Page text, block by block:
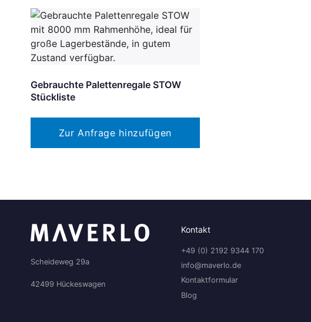
Gebrauchte Palettenregale STOW
Stückliste
Zur Anfrage hinzufügen
Scheideweg 29a
42499 Hückeswagen
Kontakt
+49 (0) 2192 9344 170
info@maverlo.de
Kontaktformular
Blog